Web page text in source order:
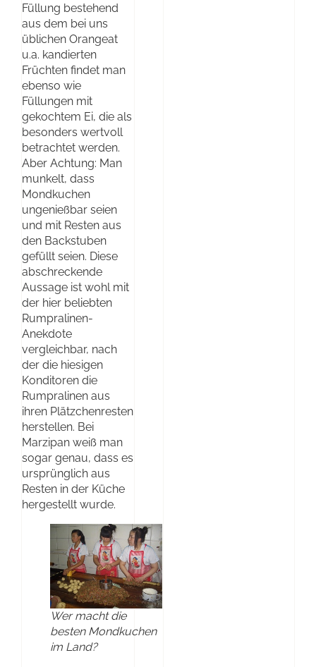
Füllung bestehend
aus dem bei uns
üblichen Orangeat
u.a. kandierten
Früchten findet man
ebenso wie
Füllungen mit
gekochtem Ei, die als
besonders wertvoll
betrachtet werden.
Aber Achtung: Man
munkelt, dass
Mondkuchen
ungenießbar seien
und mit Resten aus
den Backstuben
gefüllt seien. Diese
abschreckende
Aussage ist wohl mit
der hier beliebten
Rumpralinen-
Anekdote
vergleichbar, nach
der die hiesigen
Konditoren die
Rumpralinen aus
ihren Plätzchenresten
herstellen. Bei
Marzipan weiß man
sogar genau, dass es
ursprünglich aus
Resten in der Küche
hergestellt wurde.
Wer macht die
besten Mondkuchen
im Land?